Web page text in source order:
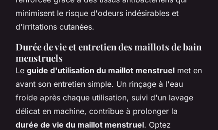
minimisent le risque d'odeurs indésirables et
d'irritations cutanées.
Durée de vie et entretien des maillots de bain
menstruels
Le guide d'utilisation du maillot menstruel met en
avant son entretien simple. Un rinçage à l'eau
froide après chaque utilisation, suivi d'un lavage
délicat en machine, contribue à prolonger la
durée de vie du maillot menstruel. Optez